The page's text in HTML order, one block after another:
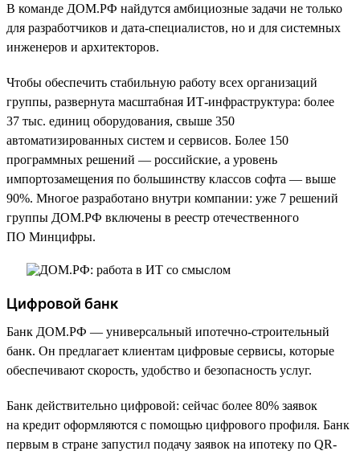
В команде ДОМ.РФ найдутся амбициозные задачи не только
для разработчиков и дата-специалистов, но и для системных
инженеров и архитекторов.
Чтобы обеспечить стабильную работу всех организаций
группы, развернута масштабная ИТ-инфраструктура: более
37 тыс. единиц оборудования, свыше 350
автоматизированных систем и сервисов. Более 150
программных решений — российские, а уровень
импортозамещения по большинству классов софта — выше
90%. Многое разработано внутри компании: уже 7 решений
группы ДОМ.РФ включены в реестр отечественного
ПО Минцифры.
Цифровой банк
Банк ДОМ.РФ — универсальный ипотечно-строительный
банк. Он предлагает клиентам цифровые сервисы, которые
обеспечивают скорость, удобство и безопасность услуг.
Банк действительно цифровой: сейчас более 80% заявок
на кредит оформляются с помощью цифрового профиля. Банк
первым в стране запустил подачу заявок на ипотеку по QR-